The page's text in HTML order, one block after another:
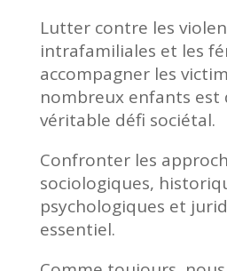
Lutter contre les
intrafamiliales et les
accompagner les
nombreux enfants est
véritable défi sociétal.
Confronter les
sociologiques,
psychologiques et
essentiel.